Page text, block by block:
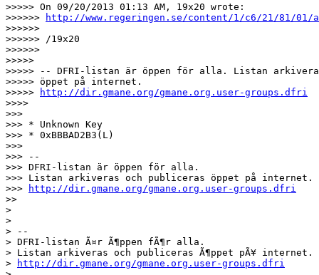
>>>>> On 09/20/2013 01:13 AM, 19x20 wrote:
>>>>>>
http://www.regeringen.se/content/1/c6/21/81/01/
>>>>>>
>>>>>> /19x20
>>>>>>
>>>>>
>>>>> -- DFRI-listan är öppen för alla. Listan
>>>>> öppet på internet.
>>>>>
http://dir.gmane.org/gmane.org.user-groups.dfri
>>>>
>>>
>>> * Unknown Key
>>> * 0xBBBAD2B3(L)
>>>
>>> --
>>> DFRI-listan är öppen för alla.
>>> Listan arkiveras och publiceras öppet på internet.
>>>
http://dir.gmane.org/gmane.org.user-groups.dfri
>>
>
>
> --
> DFRI-listan Ã¤r Ã¶ppen fÃ¶r alla.
> Listan arkiveras och publiceras Ã¶ppet pÃ¥ internet.
>
http://dir.gmane.org/gmane.org.user-groups.dfri